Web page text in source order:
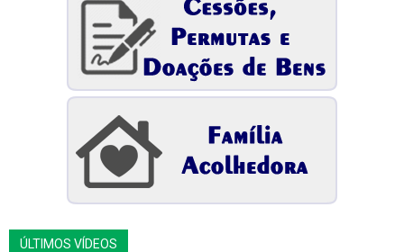
ÚLTIMOS VÍDEOS